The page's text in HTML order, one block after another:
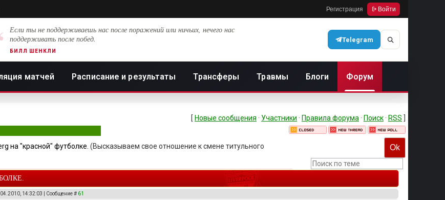
Регистрация Войти
Если ты не поддерживаешь нас после поражений или ничьих, нечего нас
поддерживать после побед.
БИЛЛ ШЕНКЛИ
Telegram
матчей Расписание и результаты Трансферы Травмы Блоги Форум
[ Новые сообщения · Участники · Правила форума · Поиск · RSS
на "красной" футболке. (Высказываем свое отношение к смене титульного
14:32:03 | Сообщение # 61